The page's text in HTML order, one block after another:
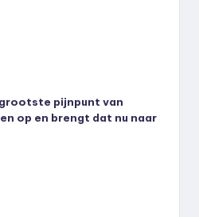
pijnpunt van
op en brengt dat nu naar